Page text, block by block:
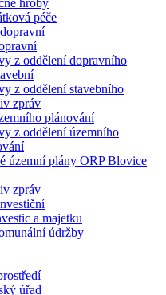
hroby
péče
z oddělení dopravního
z oddělení stavebního
zpráv
plánování
z oddělení územního
územní plány ORP Blovice
zpráv
a majetku
údržby
úřad